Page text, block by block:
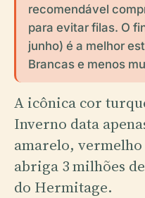
recomendável
para evitar filas. O
junho) é a melhor
Brancas e menos
A icônica cor
Inverno data
amarelo,
abriga 3 milhões
do Hermitage.